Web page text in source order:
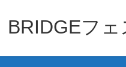
BRIDGEフ